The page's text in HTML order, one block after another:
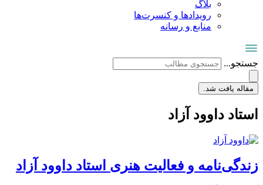
بلاگ
رویدادها و کنسرت‌ها
منابع و رسانه
جستجو...
مقاله یافت شد.
استاد داوود آزاد
زندگی‌نامه و فعالیت هنری استاد داوود آزاد